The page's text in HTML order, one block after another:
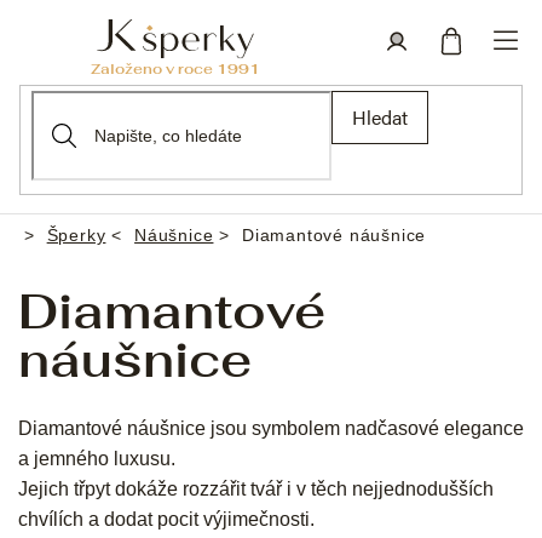
Hledat
Domů
Šperky Náušnice Diamantové náušnice
Diamantové
náušnice
Diamantové náušnice jsou symbolem nadčasové elegance
a jemného luxusu.
Jejich třpyt dokáže rozzářit tvář i v těch nejjednodušších
chvílích a dodat pocit výjimečnosti.